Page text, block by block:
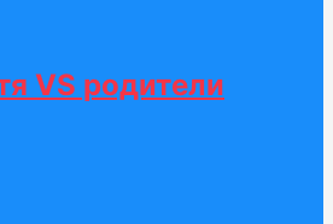
VS родители